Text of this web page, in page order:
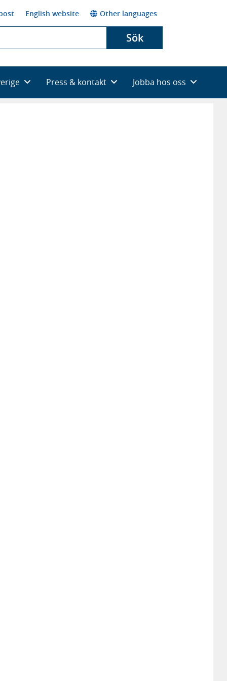
English website Other languages
Sök
Press & kontakt Jobba hos oss